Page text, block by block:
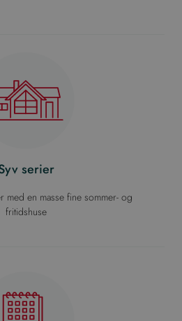
serier
med en masse fine sommer- og
fritidshuse